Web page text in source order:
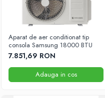
Aparat de aer conditionat tip
consola Samsung 18000 BTU
7.851,69 RON
Adauga in cos